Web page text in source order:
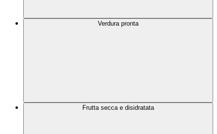
Verdura pronta
Frutta secca e disidratata